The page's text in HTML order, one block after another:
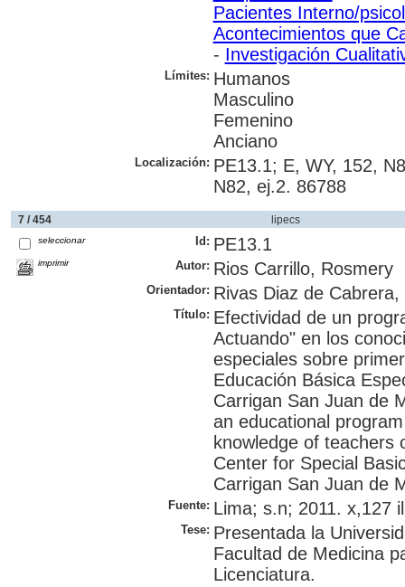
Pacientes Interno/
Acontecimientos que
- Investigación
Límites: Humanos
Masculino
Femenino
Anciano
Localización: PE13.1; E, WY, 152,
N82, ej.2. 86788
7 / 454 lipecs
seleccionar
imprimir
Id: PE13.1
Autor: Rios Carrillo, Rosmery
Orientador: Rivas Diaz de
Título: Efectividad de un
Actuando" en los
especiales sobre
Educación Básica
Carrigan San Juan de
an educational
knowledge of teachers
Center for Special
Carrigan San Juan de
Fuente: Lima; s.n; 2011. x,127
Tese: Presentada la
Facultad de Medicina
Licenciatura.